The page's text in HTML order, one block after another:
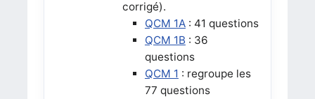
corrigé).
QCM 1A: 41 questions
QCM 1B : 36
questions
QCM 1 : regroupe les
77 questions